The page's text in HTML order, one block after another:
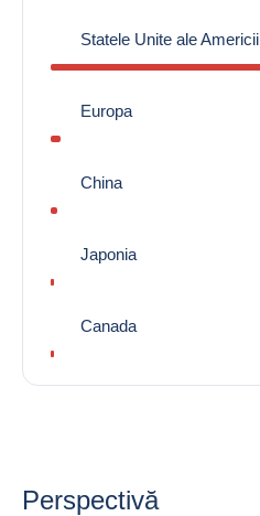
Statele Unite ale Americii
Europa
China
Japonia
Canada
Perspectivă